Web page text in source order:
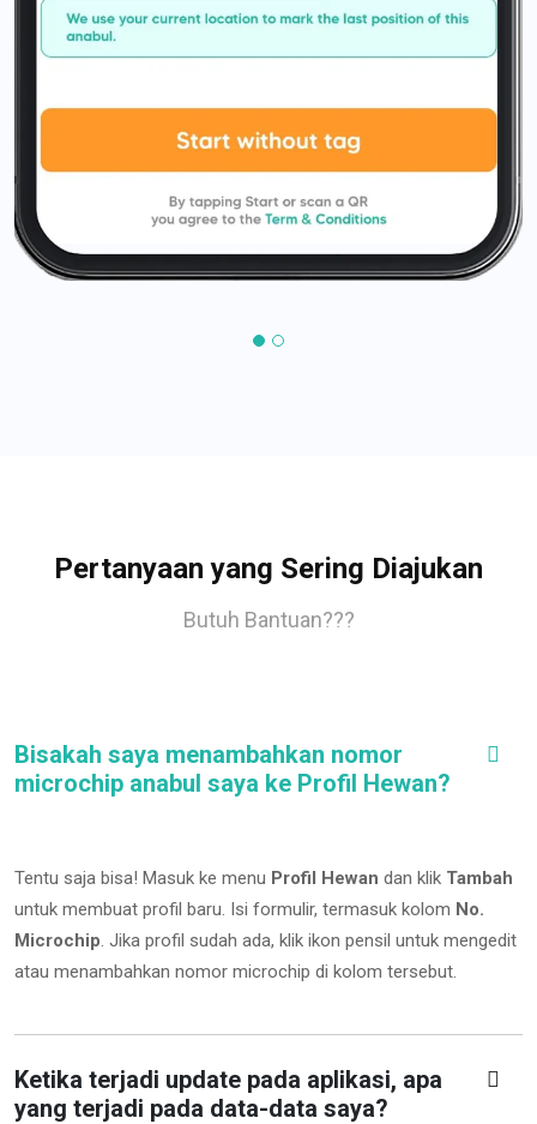
Pertanyaan yang Sering Diajukan
Butuh Bantuan???
Bisakah saya menambahkan nomor
microchip anabul saya ke Profil Hewan?
Tentu saja bisa! Masuk ke menu Profil Hewan dan klik Tambah
untuk membuat profil baru. Isi formulir, termasuk kolom No.
Microchip. Jika profil sudah ada, klik ikon pensil untuk mengedit
atau menambahkan nomor microchip di kolom tersebut.
Ketika terjadi update pada aplikasi, apa
yang terjadi pada data-data saya?